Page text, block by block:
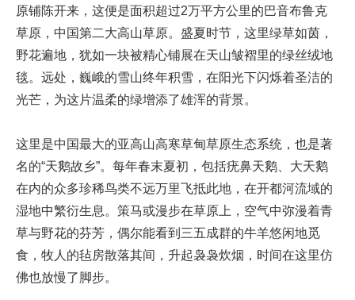
原铺陈开来，这便是面积超过2万平方公里的巴音布鲁克
草原，中国第二大高山草原。盛夏时节，这里绿草如茵，
野花遍地，犹如一块被精心铺展在天山皱褶里的绿丝绒地
毯。远处，巍峨的雪山终年积雪，在阳光下闪烁着圣洁的
光芒，为这片温柔的绿增添了雄浑的背景。
这里是中国最大的亚高山高寒草甸草原生态系统，也是著
名的“天鹅故乡”。每年春末夏初，包括疣鼻天鹅、大天鹅
在内的众多珍稀鸟类不远万里飞抵此地，在开都河流域的
湿地中繁衍生息。策马或漫步在草原上，空气中弥漫着青
草与野花的芬芳，偶尔能看到三五成群的牛羊悠闲地觅
食，牧人的毡房散落其间，升起袅袅炊烟，时间在这里仿
佛也放慢了脚步。